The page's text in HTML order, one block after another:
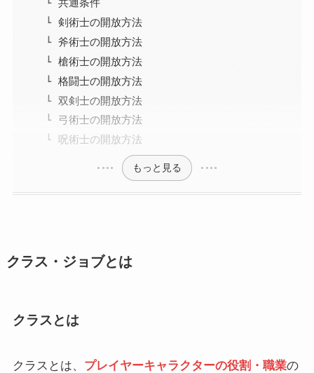
共通条件
剣術士の開放方法
斧術士の開放方法
槍術士の開放方法
格闘士の開放方法
双剣士の開放方法
弓術士の開放方法
呪術士の開放方法
もっと見る
クラス・ジョブとは
クラスとは
クラスとは、 プレイヤーキャラクターの役割・職業の